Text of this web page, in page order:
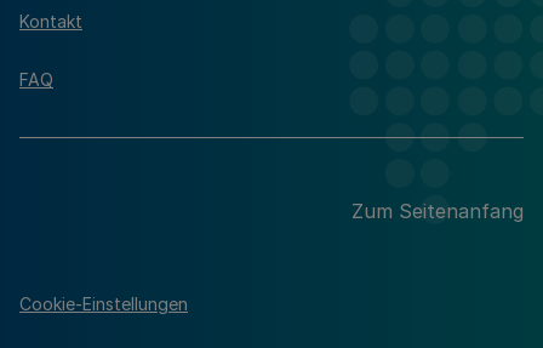
Kontakt
FAQ
Zum Seitenanfang
Cookie-Einstellungen